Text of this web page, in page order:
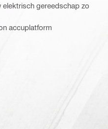
gereedschap zo
accuplatform